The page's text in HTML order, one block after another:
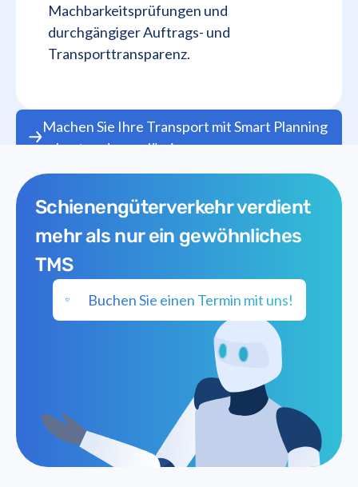
Machbarkeitsprüfungen und
durchgängiger Auftrags- und
Transporttransparenz.
Machen Sie Ihre Transport mit Smart Planning
robust und zuverlässig
Schienengüterverkehr verdient
mehr als nur ein gewöhnliches
TMS
Buchen Sie einen Termin mit uns!